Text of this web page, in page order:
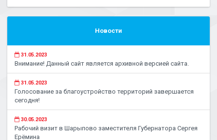
Новости
31.05.2023
Внимание! Данный сайт является архивной версией сайта.
31.05.2023
Голосование за благоустройство территорий завершается
сегодня!
30.05.2023
Рабочий визит в Шарыпово заместителя Губернатора Сергея
Ерёмина